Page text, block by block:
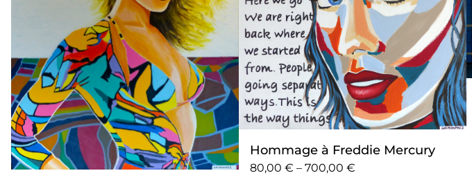
Hommage à Freddie Mercury
80,00 € – 700,00 €